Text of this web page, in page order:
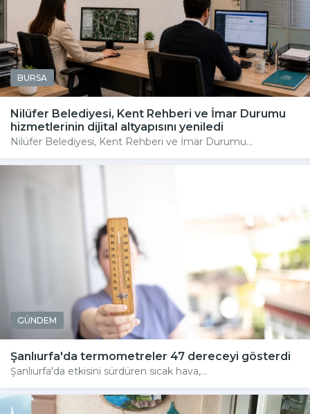
BURSA
Nilüfer Belediyesi, Kent Rehberi ve İmar Durumu
hizmetlerinin dijital altyapısını yeniledi
Nilüfer Belediyesi, Kent Rehberi ve İmar Durumu...
GÜNDEM
Şanlıurfa'da termometreler 47 dereceyi gösterdi
Şanlıurfa'da etkisini sürdüren sıcak hava,...